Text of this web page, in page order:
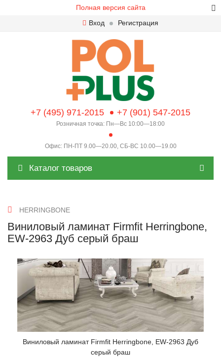
Полная версия сайта
Вход
Регистрация
+7 (495) 971-2015 +7 (901) 547-2015
Розничная точка: Пн—Вс 10:00—18:00
Офис: ПН-ПТ 9.00—20.00, СБ-ВС 10.00—19.00
Каталог товаров
HERRINGBONE
Виниловый ламинат Firmfit Herringbone,
EW-2963 Дуб серый браш
Виниловый ламинат Firmfit Herringbone, EW-2963 Дуб
серый браш